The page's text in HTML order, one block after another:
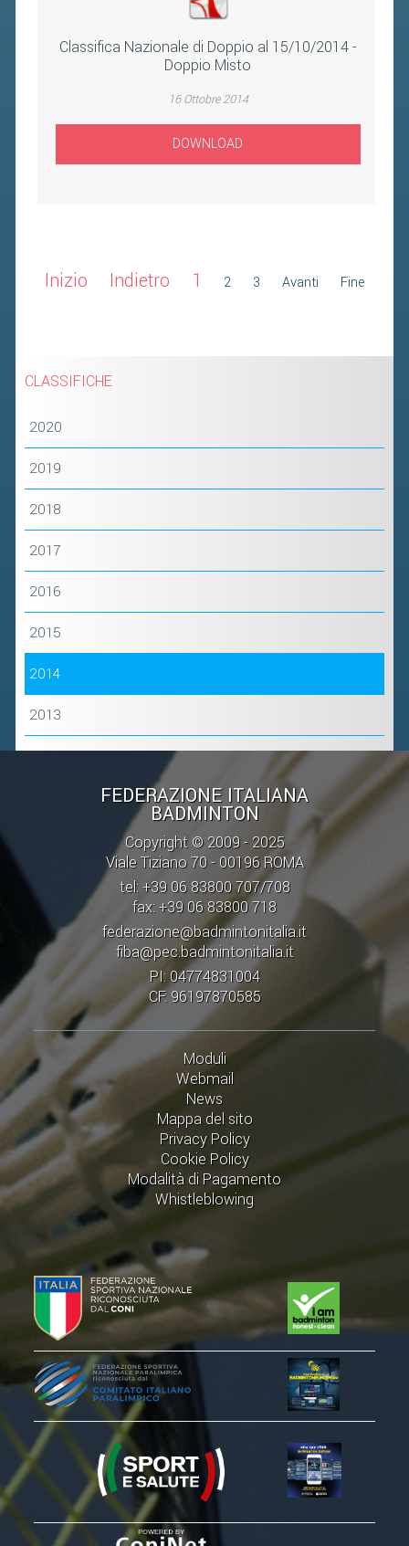
Classifica Nazionale di Doppio al 15/10/2014 -
Doppio Misto
16 Ottobre 2014
DOWNLOAD
Inizio Indietro 1 2 3 Avanti Fine
CLASSIFICHE
2020
2019
2018
2017
2016
2015
2014
2013
FEDERAZIONE ITALIANA
BADMINTON
Copyright © 2009 - 2025
Viale Tiziano 70 - 00196 ROMA
tel: +39 06 83800 707/708
fax: +39 06 83800 718
federazione@badmintonitalia.it
fiba@pec.badmintonitalia.it
PI: 04774831004
CF: 96197870585
Moduli
Webmail
News
Mappa del sito
Privacy Policy
Cookie Policy
Modalità di Pagamento
Whistleblowing